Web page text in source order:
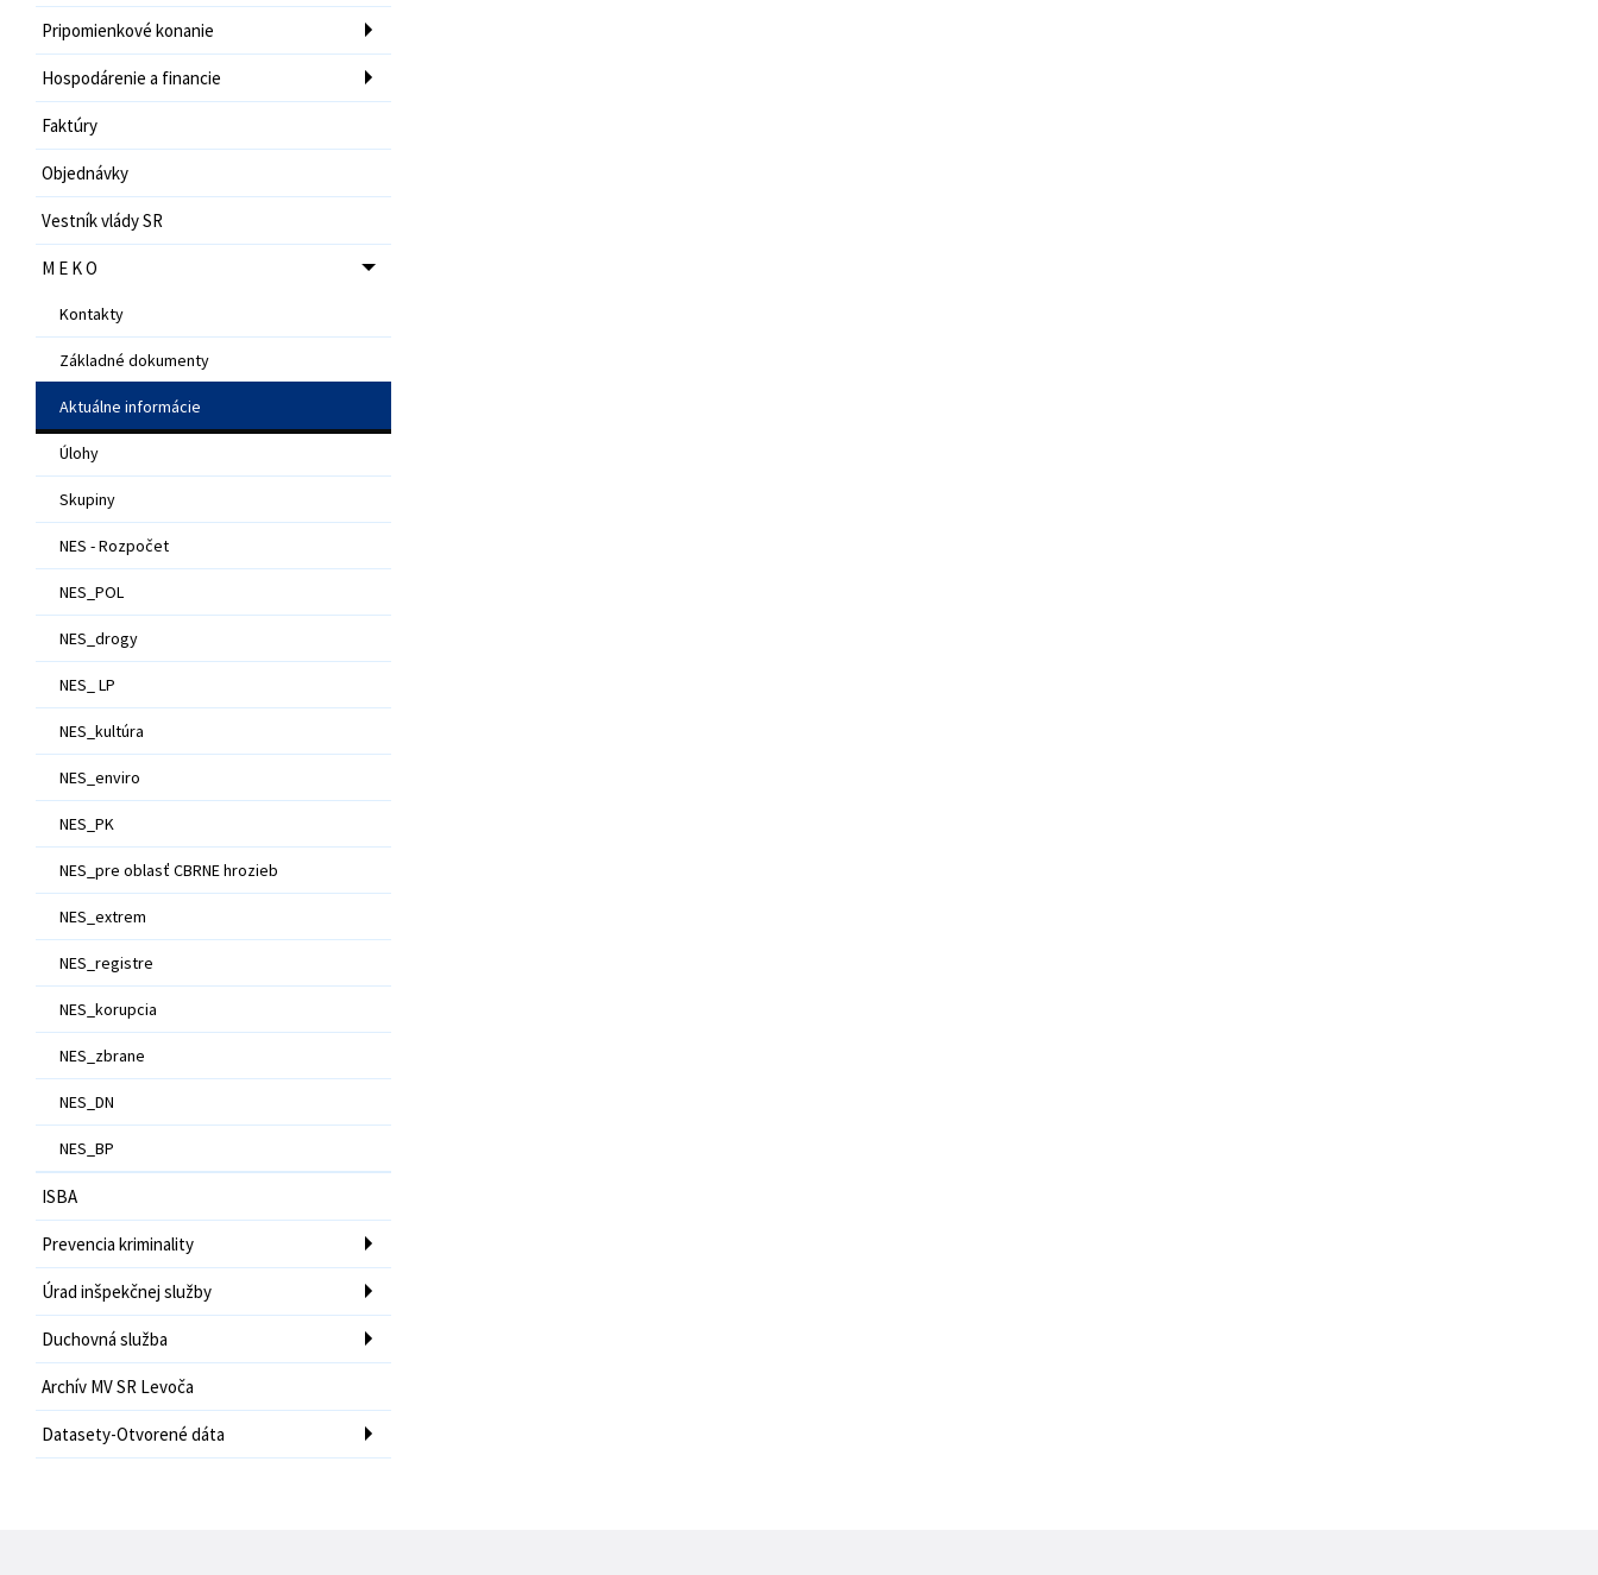
Pripomienkové konanie
Hospodárenie a financie
Faktúry
Objednávky
Vestník vlády SR
M E K O
Kontakty
Základné dokumenty
Aktuálne informácie
Úlohy
Skupiny
NES - Rozpočet
NES_POL
NES_drogy
NES_ LP
NES_kultúra
NES_enviro
NES_PK
NES_pre oblasť CBRNE hrozieb
NES_extrem
NES_registre
NES_korupcia
NES_zbrane
NES_DN
NES_BP
ISBA
Prevencia kriminality
Úrad inšpekčnej služby
Duchovná služba
Archív MV SR Levoča
Datasety-Otvorené dáta